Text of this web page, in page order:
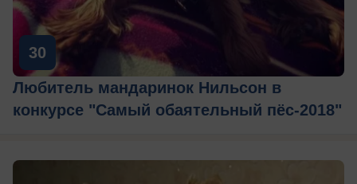
30
Любитель мандаринок Нильсон в
конкурсе "Самый обаятельный пёс-2018"